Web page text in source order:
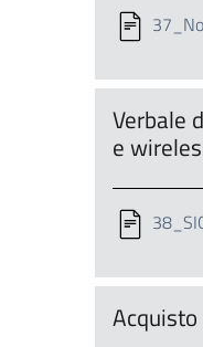
Verbale
e